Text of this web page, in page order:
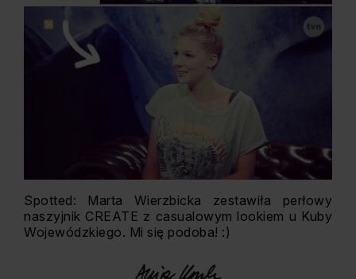
Spotted: Marta Wierzbicka zestawiła perłowy
naszyjnik CREATE z casualowym lookiem u Kuby
Wojewódzkiego. Mi się podoba! :)